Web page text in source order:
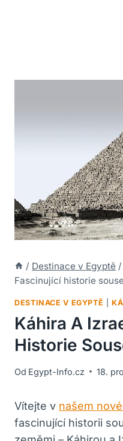
/ Destinace v Egyptě /
Fascinující historie
DESTINACE V EGYPTĚ |
Káhira A
Historie
Od Egypt-Info.cz 18.
Vítejte v našem
fascinující historii